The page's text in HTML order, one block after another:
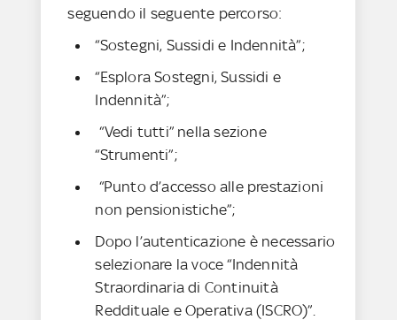
seguendo il seguente percorso:
“Sostegni, Sussidi e Indennità”;
“Esplora Sostegni, Sussidi e
Indennità”;
“Vedi tutti” nella sezione
“Strumenti”;
“Punto d’accesso alle prestazioni
non pensionistiche”;
Dopo l’autenticazione è necessario
selezionare la voce “Indennità
Straordinaria di Continuità
Reddituale e Operativa (ISCRO)”.